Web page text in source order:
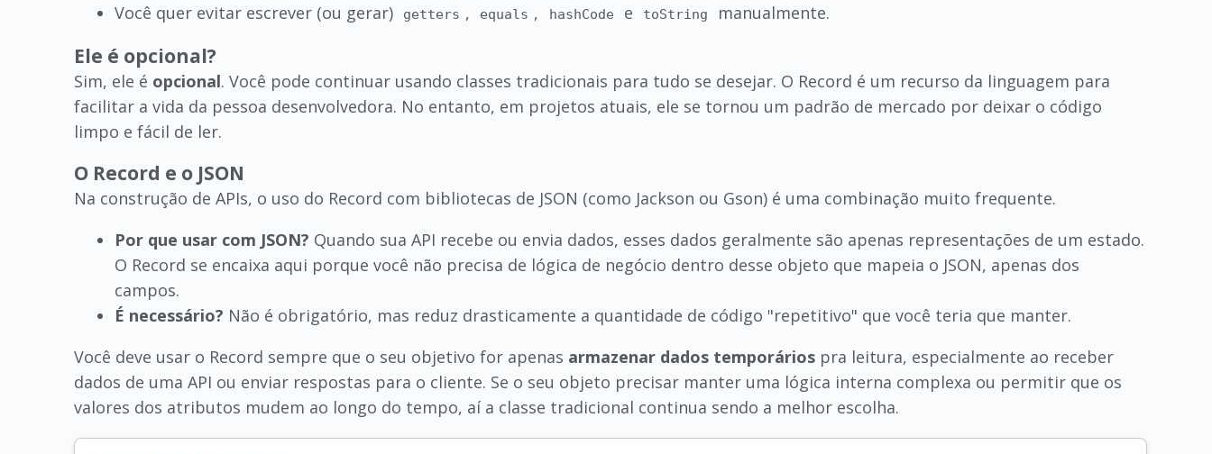
Você quer evitar escrever (ou gerar)
getters , equals , hashCode e toString manualmente.
Ele é opcional?
Sim, ele é opcional. Você pode continuar usando classes tradicionais para tudo se desejar. O Record é um recurso da linguagem para
facilitar a vida da pessoa desenvolvedora. No entanto, em projetos atuais, ele se tornou um padrão de mercado por deixar o código
limpo e fácil de ler.
O Record e o JSON
Na construção de APIs, o uso do Record com bibliotecas de JSON (como Jackson ou Gson) é uma combinação muito frequente.
Por que usar com JSON? Quando sua API recebe ou envia dados, esses dados geralmente são apenas representações de um estado.
O Record se encaixa aqui porque você não precisa de lógica de negócio dentro desse objeto que mapeia o JSON, apenas dos
campos.
É necessário? Não é obrigatório, mas reduz drasticamente a quantidade de código "repetitivo" que você teria que manter.
Você deve usar o Record sempre que o seu objetivo for apenas armazenar dados temporários pra leitura, especialmente ao receber
dados de uma API ou enviar respostas para o cliente. Se o seu objeto precisar manter uma lógica interna complexa ou permitir que os
valores dos atributos mudem ao longo do tempo, aí a classe tradicional continua sendo a melhor escolha.